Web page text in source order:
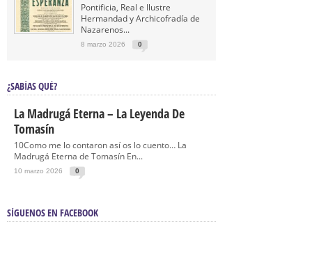
Pontificia, Real e Ilustre
Hermandad y Archicofradía de
Nazarenos...
8 marzo 2026 0
¿SABÍAS QUÉ?
La Madrugá Eterna – La Leyenda De
Tomasín
10Como me lo contaron así os lo cuento… La
Madrugá Eterna de Tomasín En...
10 marzo 2026 0
SÍGUENOS EN FACEBOOK